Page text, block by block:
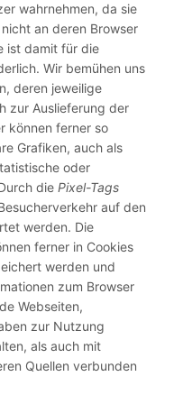
wahrnehmen, da sie
an deren Browser
ist damit für die
Wir bemühen uns
deren jeweilige
zur Auslieferung der
können ferner so
Grafiken, auch als
oder
die Pixel-Tags
auf den
werden. Die
ferner in Cookies
werden und
zum Browser
Webseiten,
zur Nutzung
als auch mit
Quellen verbunden